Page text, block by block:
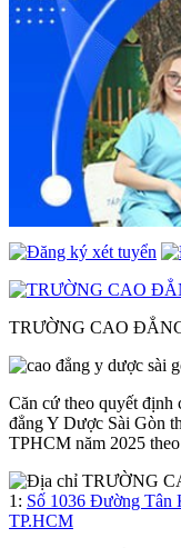
TRƯỜNG CAO
Căn cứ theo quyết
đẳng Y Dược Sài Gòn
TPHCM năm 2025
1: Số 1036 Đường Tân
TP.HCM